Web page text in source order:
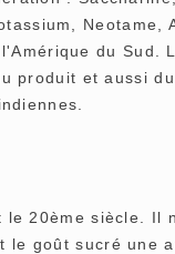
Neotame,
du Sud.
produit et aussi
20ème siècle. Il
le goût sucré une